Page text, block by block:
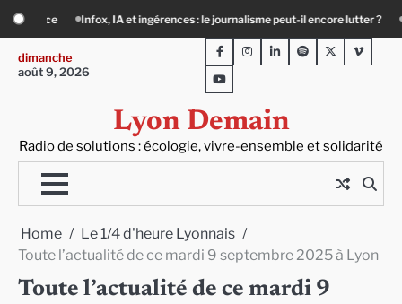
Skip
content
peut-il encore lutter ? Précarité, canicule, solitude : quand le lien social
dimanche
août 9, 2026
Lyon Demain
Radio de solutions : écologie, vivre-ensemble et solidarité
FacebookInstagram
LinkedInSpotifyTwitterViméo
Youtube
Home
Le 1/4 d'heure Lyonnais
Toute l’actualité de ce mardi 9 septembre 2025 à Lyon
Toute l’actualité de ce mardi 9